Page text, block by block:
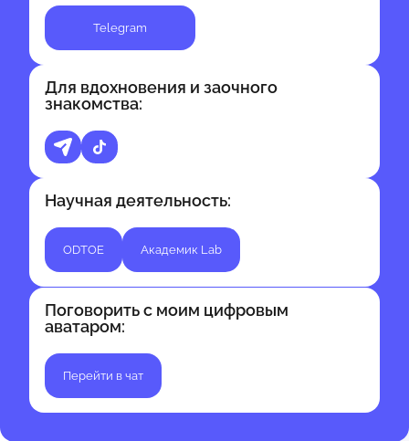
Telegram
Для вдохновения и заочного
знакомства:
Научная деятельность:
ODTOE Академик Lab
Поговорить с моим цифровым
аватаром:
Перейти в чат